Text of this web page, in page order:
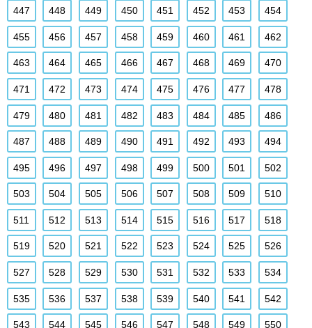
447 448 449 450 451 452 453 454
455 456 457 458 459 460 461 462
463 464 465 466 467 468 469 470
471 472 473 474 475 476 477 478
479 480 481 482 483 484 485 486
487 488 489 490 491 492 493 494
495 496 497 498 499 500 501 502
503 504 505 506 507 508 509 510
511 512 513 514 515 516 517 518
519 520 521 522 523 524 525 526
527 528 529 530 531 532 533 534
535 536 537 538 539 540 541 542
543 544 545 546 547 548 549 550